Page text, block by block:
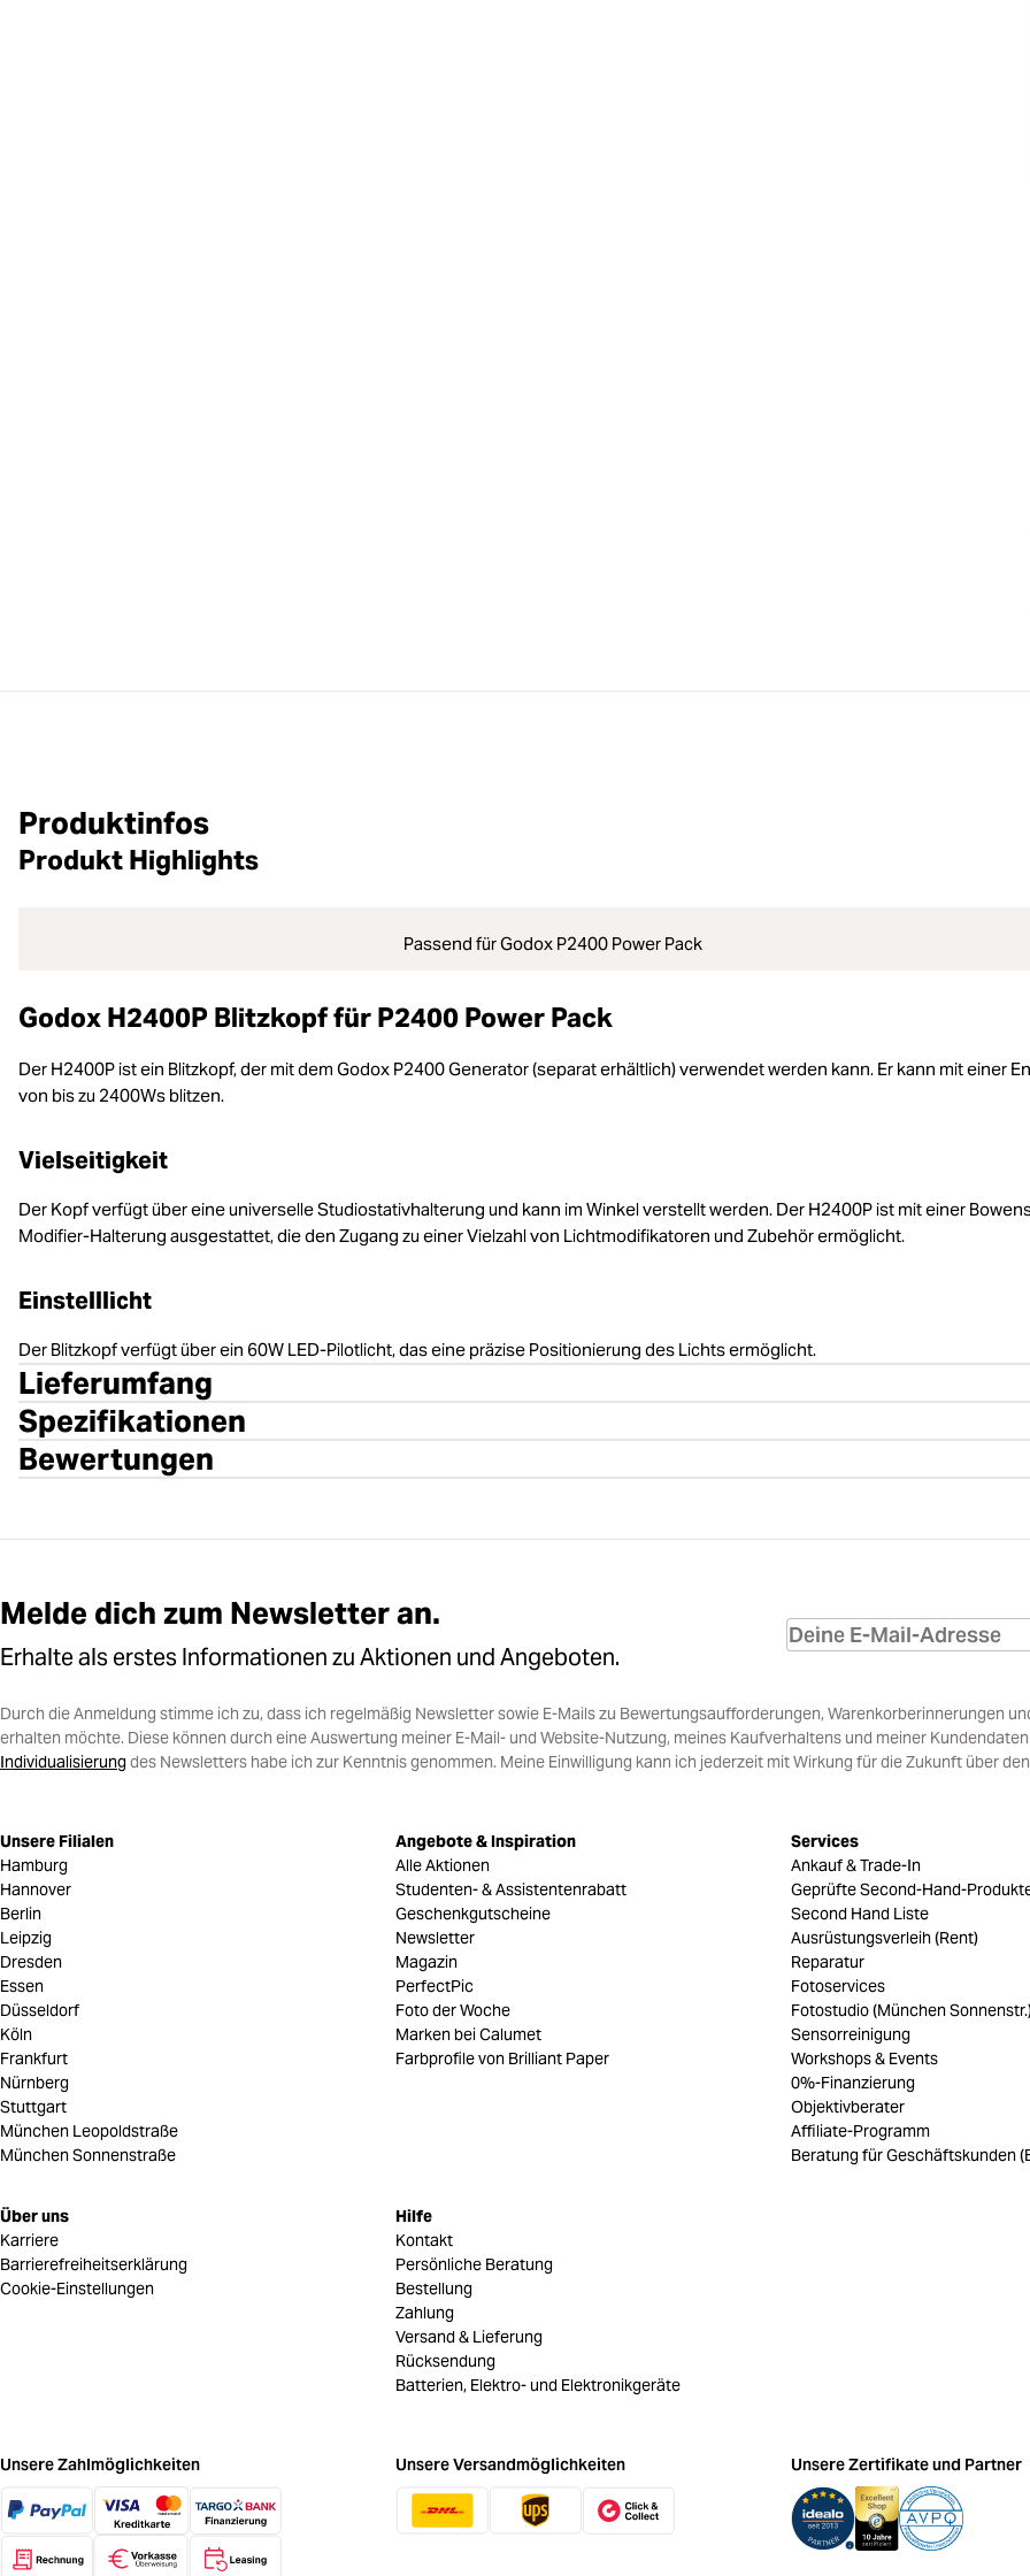
Produktinfos
Produkt Highlights
Passend für Godox P2400 Power Pack
Godox H2400P Blitzkopf für P2400 Power Pack
Der H2400P ist ein Blitzkopf, der mit dem Godox P2400 Generator (separat erhältlich) verwendet werden kann. Er kann mit einer
von bis zu 2400Ws blitzen.
Vielseitigkeit
Der Kopf verfügt über eine universelle Studiostativhalterung und kann im Winkel verstellt werden. Der H2400P ist mit einer
Modifier-Halterung ausgestattet, die den Zugang zu einer Vielzahl von Lichtmodifikatoren und Zubehör ermöglicht.
Einstelllicht
Der Blitzkopf verfügt über ein 60W LED-Pilotlicht, das eine präzise Positionierung des Lichts ermöglicht.
Lieferumfang
Spezifikationen
Bewertungen
Melde dich zum Newsletter an.
Erhalte als erstes Informationen zu Aktionen und Angeboten.
Durch die Anmeldung stimme ich zu, dass ich regelmäßig Newsletter sowie E-Mails zu Bewertungsaufforderungen, Warenkorberinnerungen
erhalten möchte. Diese können durch eine Auswertung meiner E-Mail- und Website-Nutzung, meines Kaufverhaltens und meiner
Individualisierungdes Newsletters habe ich zur Kenntnis genommen. Meine Einwilligung kann ich jederzeit mit Wirkung für die Zukunft über
Unsere Filialen
Hamburg
Hannover
Berlin
Leipzig
Dresden
Essen
Düsseldorf
Köln
Frankfurt
Nürnberg
Stuttgart
München Leopoldstraße
München Sonnenstraße
Über uns
Karriere
Barrierefreiheitserklärung
Cookie-Einstellungen
Angebote & Inspiration
Alle Aktionen
Studenten- & Assistentenrabatt
Geschenkgutscheine
Newsletter
Magazin
PerfectPic
Foto der Woche
Marken bei Calumet
Farbprofile von Brilliant Paper
Hilfe
Kontakt
Persönliche Beratung
Bestellung
Zahlung
Versand & Lieferung
Rücksendung
Batterien, Elektro- und Elektronikgeräte
Services
Ankauf & Trade-In
Geprüfte Second-Hand-
Second Hand Liste
Ausrüstungsverleih (Rent)
Reparatur
Fotoservices
Fotostudio (München
Sensorreinigung
Workshops & Events
0%-Finanzierung
Objektivberater
Affiliate-Programm
Beratung für Geschäftskunden
Unsere Zahlmöglichkeiten Unsere Versandmöglichkeiten Unsere Zertifikate und Partner